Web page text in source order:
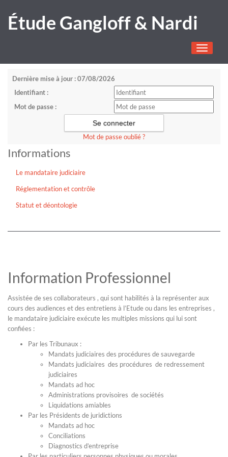
Étude Gangloff & Nardi
Toggle
Dernière mise à jour : 07/08/2026
Identifiant :
Mot de passe :
Mot de passe oublié ?
Informations
Le mandataire judiciaire
Réglementation et contrôle
Statut et déontologie
Information Professionnel
Assistée de ses collaborateurs , qui sont habilités à la représenter aux
cours des audiences et des entretiens à l’Etude ou dans les entreprises ,
le mandataire judiciaire exécute les multiples missions qui lui sont
confiées :
Par les Tribunaux :
Mandats judiciaires des procédures de sauvegarde
Mandats judiciaires des procédures de redressement
judiciaires
Mandats ad hoc
Administrations provisoires de sociétés
Liquidations amiables
Par les Présidents de juridictions
Mandats ad hoc
Conciliations
Diagnostics d’entreprise